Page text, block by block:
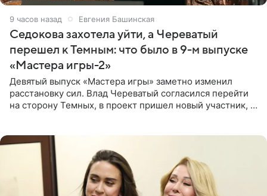
9 часов назад Евгения Башинская
Седокова захотела уйти, а Череватый
перешел к Темным: что было в 9-м выпуске
«Мастера игры-2»
Девятый выпуск «Мастера игры» заметно изменил
расстановку сил. Влад Череватый согласился перейти
на сторону Темных, в проект пришел новый участник, а